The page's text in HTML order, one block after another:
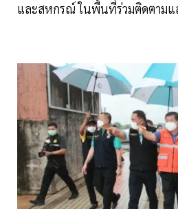
และสหกรณ์ ในพื้นที่ร่วมติดตามแ